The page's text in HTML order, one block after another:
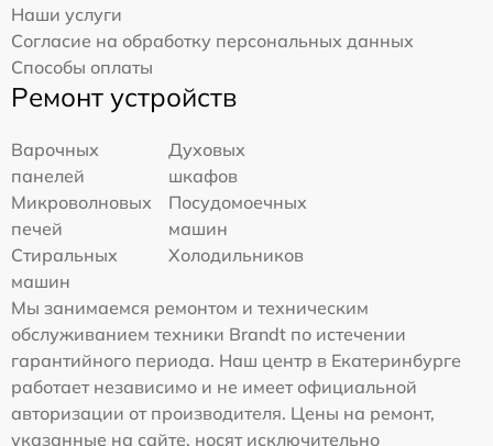
Наши услуги
Согласие на обработку персональных данных
Способы оплаты
Ремонт устройств
Варочных
панелей
Духовых
шкафов
Микроволновых
печей
Посудомоечных
машин
Стиральных
машин
Холодильников
Мы занимаемся ремонтом и техническим
обслуживанием техники Brandt по истечении
гарантийного периода. Наш центр в Екатеринбурге
работает независимо и не имеет официальной
авторизации от производителя. Цены на ремонт,
указанные на сайте, носят исключительно